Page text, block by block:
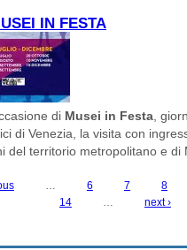
IN FESTA
di Musei in Festa ,
di Venezia, la visita con
del territorio metropolitano e di
… 6 7 8
14
… next ›